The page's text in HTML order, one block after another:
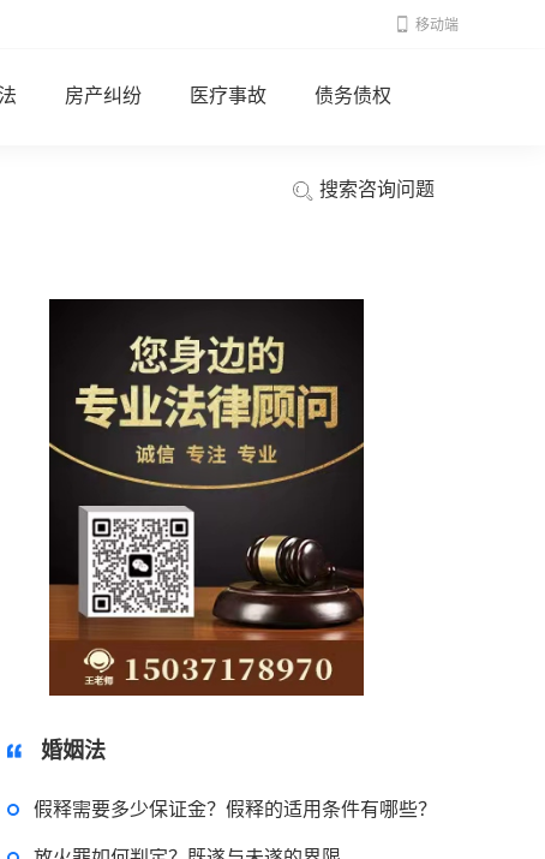
移动端
房产纠纷 医疗事故 债务债权
搜索咨询问题
婚姻法
假释需要多少保证金？假释的适用条件有哪些？